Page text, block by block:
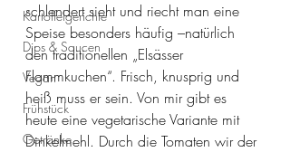
Kartoffelgerichte
Dips & Saucen
Vegan
Frühstück
Getränke
schlendert sieht und riecht man eine
Speise besonders häufig –natürlich
den traditionellen „Elsässer
Flammkuchen“. Frisch, knusprig und
heiß muss er sein. Von mir gibt es
heute eine vegetarische Variante mit
Dinkelmehl. Durch die Tomaten wir der